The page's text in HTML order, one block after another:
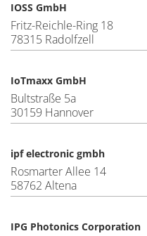
IOSS GmbH
Fritz-Reichle-Ring 18
78315 Radolfzell
IoTmaxx GmbH
Bultstraße 5a
30159 Hannover
ipf electronic gmbh
Rosmarter Allee 14
58762 Altena
IPG Photonics Corporation